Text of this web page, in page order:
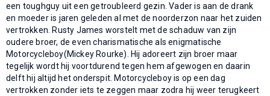
een toughguy uit een getroubleerd gezin. Vader is aan de drank
en moeder is jaren geleden al met de noorderzon naar het zuiden
vertrokken. Rusty James worstelt met de schaduw van zijn
oudere broer, de even charismatische als enigmatische
Motorcycleboy(Mickey Rourke). Hij adoreert zijn broer maar
tegelijk wordt hij voortdurend tegen hem afgewogen en daarin
delft hij altijd het onderspit. Motorcycleboy is op een dag
vertrokken zonder iets te zeggen maar zodra hij weer terugkeert